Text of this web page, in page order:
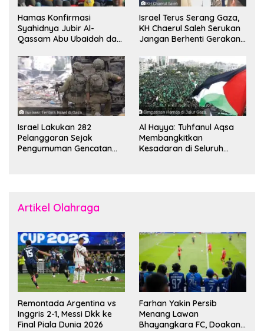
Hamas Konfirmasi
Syahidnya Jubir Al-
Qassam Abu Ubaidah dan
Sinwar
Israel Terus Serang Gaza,
KH Chaerul Saleh Serukan
Jangan Berhenti Gerakan
Israel Lakukan 282
Pelanggaran Sejak
Pengumuman Gencatan
Al Hayya: Tuhfanul Aqsa
Membangkitkan
Kesadaran di Seluruh
Artikel Olahraga
Remontada Argentina vs
Inggris 2-1, Messi Dkk ke
Final Piala Dunia 2026
Farhan Yakin Persib
Menang Lawan
Bhayangkara FC, Doakan